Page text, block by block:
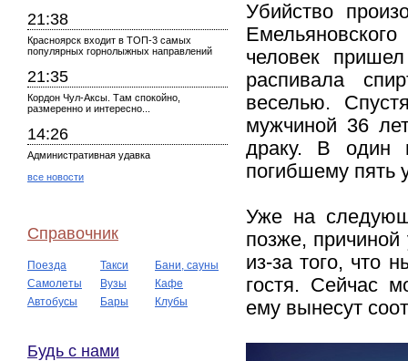
21:38
Красноярск входит в ТОП-3 самых
популярных горнолыжных направлений
21:35
Кордон Чул-Аксы. Там спокойно,
размеренно и интересно...
14:26
Административная удавка
все новости
Справочник
Поезда Такси
Бани, сауны
Самолеты
Вузы
Кафе
Автобусы
Бары Клубы
Будь с нами
Убийство
человек
распивала
веселью.
мужчиной 36
драку. В один
погибшему пять
Уже на
позже, причиной
из-за того, что
гостя. Сейчас
ему вынесут